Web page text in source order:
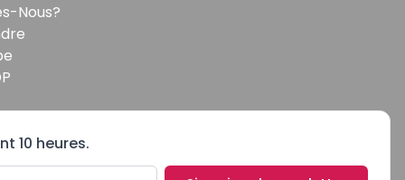
Nous?
10 heures.